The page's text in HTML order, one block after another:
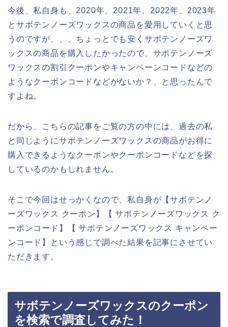
今後、私自身も、2020年、2021年、2022年、2023年
とサボテンノーズワックスの商品を愛用していくと思
うのですが、、、ちょっとでも安くサボテンノーズワ
ックスの商品を購入したかったので、サボテンノーズ
ワックスの割引クーポンやキャンペーンコードなどの
ようなクーポンコードなどがないか？、と思ったんで
すよね。
だから、こちらの記事をご覧の方の中には、過去の私
と同じようにサボテンノーズワックスの商品がお得に
購入できるようなクーポンやクーポンコードなどを探
しているのかもしれません。
そこで今回はせっかくなので、私自身が【サボテンノ
ーズワックス クーポン】【 サボテンノーズワックス ク
ーポンコード】【 サボテンノーズワックス キャンペー
ンコード】という感じで調べた結果を記事にさせてい
ただきます。
サボテンノーズワックスのクーポン
を検索で調査してみた！